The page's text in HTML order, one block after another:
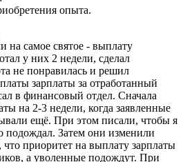
опыта.
на самое святое - выплату
у них 2 недели, сделал
не понравилась и решил
зарплаты за отработанный
в финансовый отдел. Сначала
на 2-3 недели, когда заявленные
ещё. При этом писали, чтобы я
подождал. Затем они изменили
приоритет на выплату зарплаты
а уволенные подождут. При